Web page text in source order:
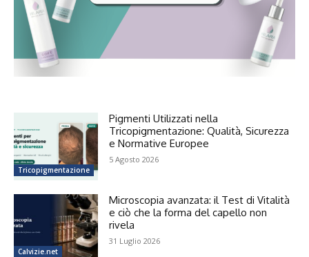
Tricopigmentazione
Pigmenti Utilizzati nella
Tricopigmentazione: Qualità, Sicurezza
e Normative Europee
5 Agosto 2026
Calvizie.net
Microscopia avanzata: il Test di Vitalità
e ciò che la forma del capello non
rivela
31 Luglio 2026